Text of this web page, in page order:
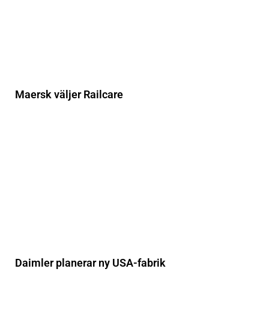
Maersk väljer Railcare
Daimler planerar ny USA-fabrik